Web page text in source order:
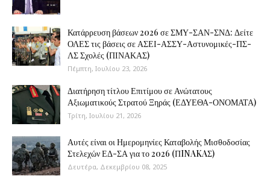
Κατάρρευση βάσεων 2026 σε ΣΜΥ-ΣΑΝ-ΣΝΔ: Δείτε
ΟΛΕΣ τις βάσεις σε ΑΣΕΙ-ΑΣΣΥ-Αστυνομικές-ΠΣ-
ΛΣ Σχολές (ΠΙΝΑΚΑΣ)
Πέμπτη, Ιουλίου 23, 2026
Διατήρηση τίτλου Επιτίμου σε Ανώτατους
Αξιωματικούς Στρατού Ξηράς (ΕΔΥΕΘΑ-ΟΝΟΜΑΤΑ)
Τρίτη, Ιουλίου 21, 2026
Αυτές είναι οι Ημερομηνίες Καταβολής Μισθοδοσίας
Στελεχών ΕΔ-ΣΑ για το 2026 (ΠINAKAΣ)
Δευτέρα, Δεκεμβρίου 08, 2025